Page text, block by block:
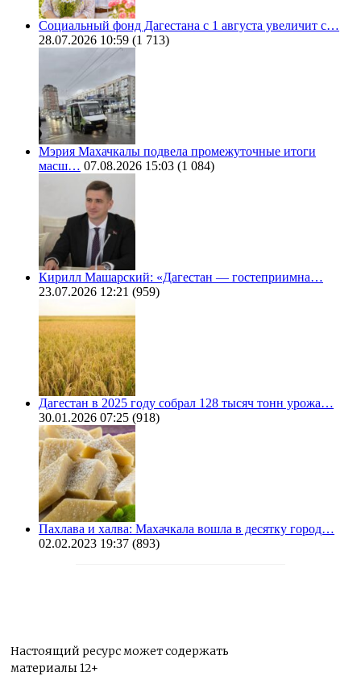
Социальный фонд Дагестана с 1 августа увеличит с…
28.07.2026 10:59 (1 713)
Мэрия Махачкалы подвела промежуточные итоги
масш… 07.08.2026 15:03 (1 084)
Кирилл Машарский: «Дагестан — гостеприимна…
23.07.2026 12:21 (959)
Дагестан в 2025 году собрал 128 тысяч тонн урожа…
30.01.2026 07:25 (918)
Пахлава и халва: Махачкала вошла в десятку город…
02.02.2023 19:37 (893)
Настоящий ресурс может содержать
материалы 12+